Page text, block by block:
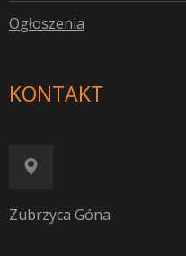
Ogłoszenia
KONTAKT
Zubrzyca Góna